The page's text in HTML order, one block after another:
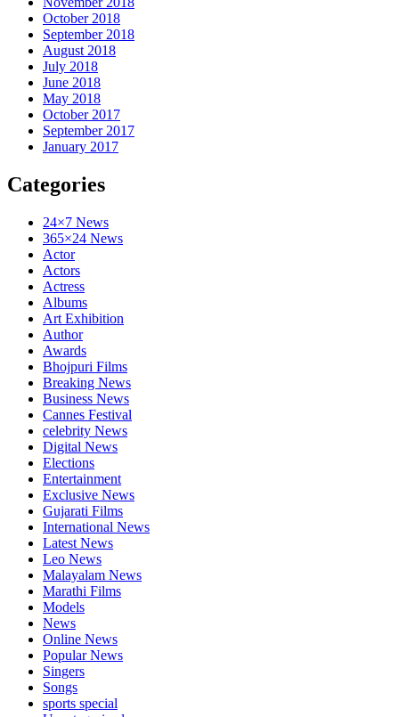
October 2018
September 2018
August 2018
July 2018
June 2018
May 2018
October 2017
September 2017
January 2017
Categories
24×7 News
365×24 News
Actor
Actors
Actress
Albums
Art Exhibition
Author
Awards
Bhojpuri Films
Breaking News
Business News
Cannes Festival
celebrity News
Digital News
Elections
Entertainment
Exclusive News
Gujarati Films
International News
Latest News
Leo News
Malayalam News
Marathi Films
Models
News
Online News
Popular News
Singers
Songs
sports special